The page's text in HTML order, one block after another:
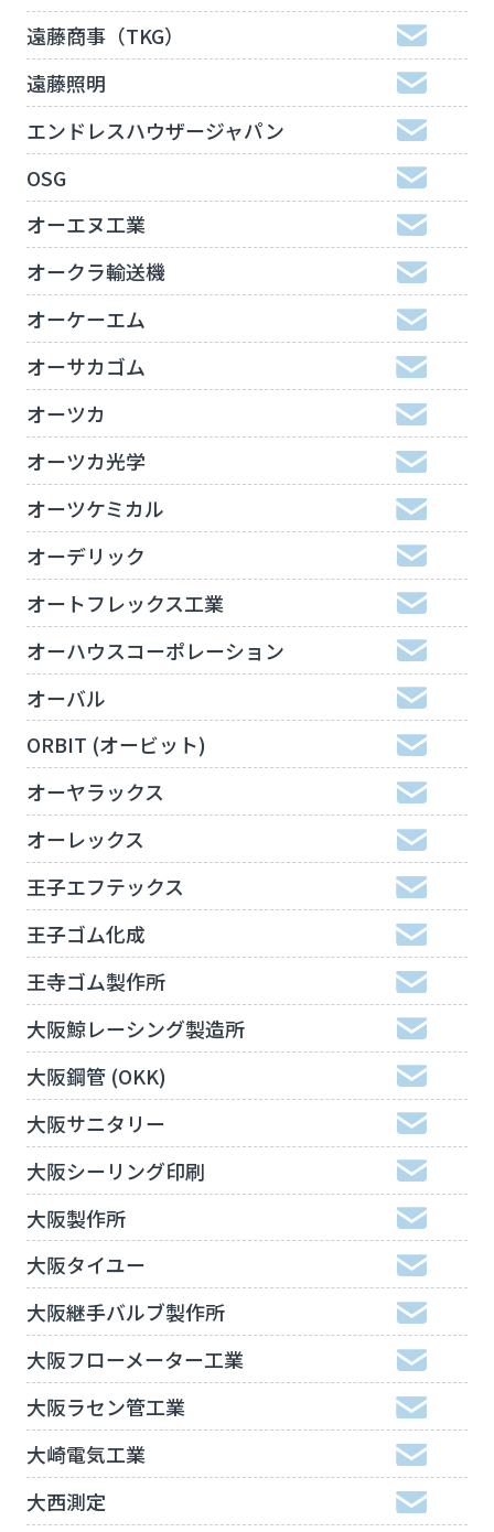
遠藤商事（TKG）
遠藤照明
エンドレスハウザージャパン
OSG
オーエヌ工業
オークラ輸送機
オーケーエム
オーサカゴム
オーツカ
オーツカ光学
オーツケミカル
オーデリック
オートフレックス工業
オーハウスコーポレーション
オーバル
ORBIT (オービット)
オーヤラックス
オーレックス
王子エフテックス
王子ゴム化成
王寺ゴム製作所
大阪鯨レーシング製造所
大阪鋼管 (OKK)
大阪サニタリー
大阪シーリング印刷
大阪製作所
大阪タイユー
大阪継手バルブ製作所
大阪フローメーター工業
大阪ラセン管工業
大崎電気工業
大西測定